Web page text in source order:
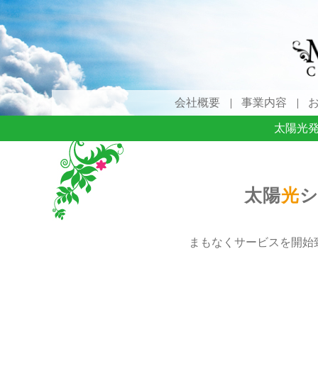
会社概要 事業内容
太陽光
太陽光
まもなくサービスを開